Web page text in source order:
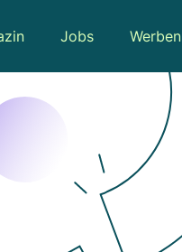
Jobs Werben